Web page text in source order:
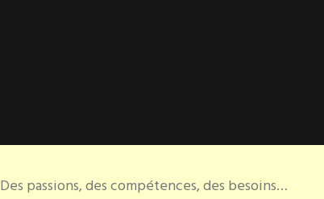
Des passions, des compétences, des besoins…